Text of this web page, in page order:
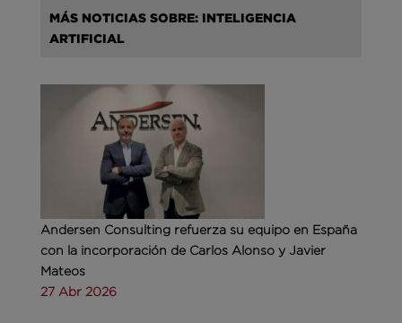
MÁS NOTICIAS SOBRE: INTELIGENCIA
ARTIFICIAL
Andersen Consulting refuerza su equipo en España
con la incorporación de Carlos Alonso y Javier
Mateos
27 Abr 2026